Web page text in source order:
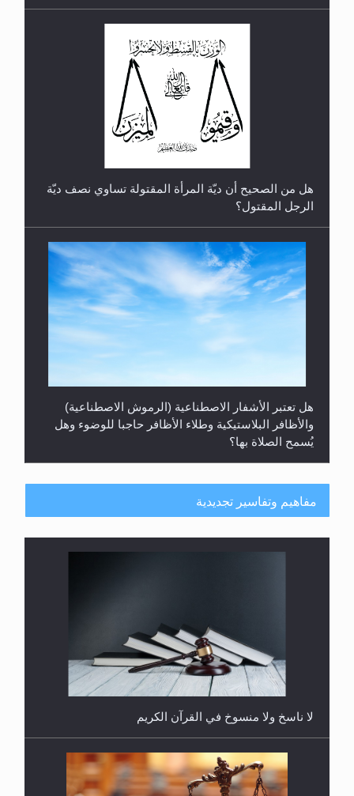
رأيٌ في لغة المسيح الموعود عليه السلام.. 4...
هل من الصحيح أن ديّة المرأة المقتولة تساوي نصف ديّة
الرجل المقتول؟
هل تعتبر الأشفار الاصطناعية (الرموش الاصطناعية)
والأظافر البلاستيكية وطلاء الأظافر حاجبا للوضوء وهل
يُسمح الصلاة بها؟
هل يُحسب حول الزكاة وفق السنة الميلادية أو الهجرية؟
مفاهيم وتفاسير تجديدية
لا ناسخ ولا منسوخ في القرآن الكريم